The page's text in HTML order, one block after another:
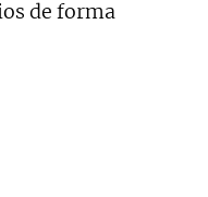
de forma